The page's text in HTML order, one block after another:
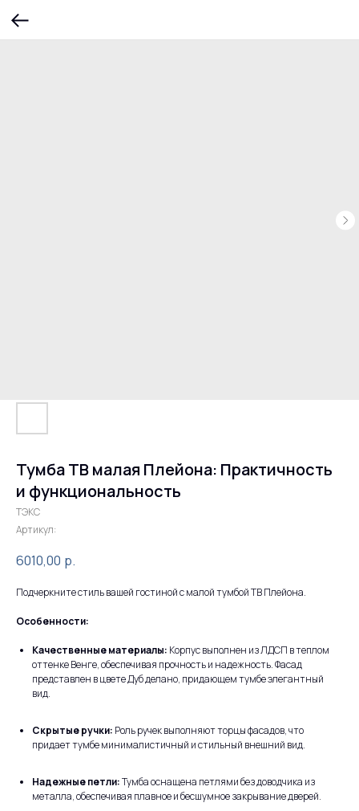
Тумба ТВ малая Плейона: Практичность
и функциональность
ТЭКС
Артикул:
6010,00 р.
Подчеркните стиль вашей гостиной с малой тумбой ТВ Плейона.
Особенности:
Качественные материалы: Корпус выполнен из ЛДСП в теплом
оттенке Венге, обеспечивая прочность и надежность. Фасад
представлен в цвете Дуб делано, придающем тумбе элегантный
вид.
Скрытые ручки: Роль ручек выполняют торцы фасадов, что
придает тумбе минималистичный и стильный внешний вид.
Надежные петли:Тумба оснащена петлями без доводчика из
металла, обеспечивая плавное и бесшумное закрывание дверей.